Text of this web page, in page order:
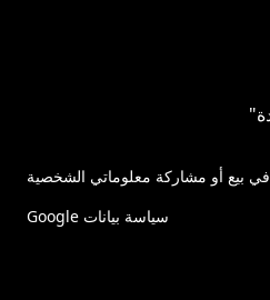
بيع أو مشاركة معلوماتي الشخصية
سياسة بيانات Google